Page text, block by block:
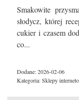
Smakowite
słodycz, której
cukier i czasem
co...
Dodane: 2026-02-06
Kategoria: Sklepy